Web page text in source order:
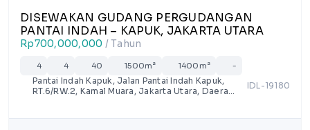
DISEWAKAN GUDANG PERGUDANGAN
PANTAI INDAH – KAPUK, JAKARTA UTARA
Rp700,000,000 / Tahun
4 4 40 1500m² 1400m² -
Pantai Indah Kapuk, Jalan Pantai Indah Kapuk,
RT.6/RW.2, Kamal Muara, Jakarta Utara, Daerah
IDL-19180